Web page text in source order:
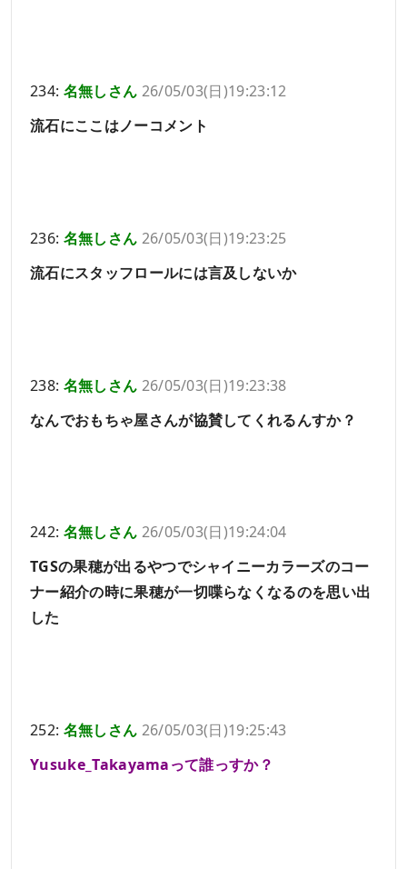
234: 名無しさん 26/05/03(日)19:23:12
流石にここはノーコメント
236: 名無しさん 26/05/03(日)19:23:25
流石にスタッフロールには言及しないか
238: 名無しさん 26/05/03(日)19:23:38
なんでおもちゃ屋さんが協賛してくれるんすか？
242: 名無しさん 26/05/03(日)19:24:04
TGSの果穂が出るやつでシャイニーカラーズのコー
ナー紹介の時に果穂が一切喋らなくなるのを思い出
した
252: 名無しさん 26/05/03(日)19:25:43
Yusuke_Takayamaって誰っすか？